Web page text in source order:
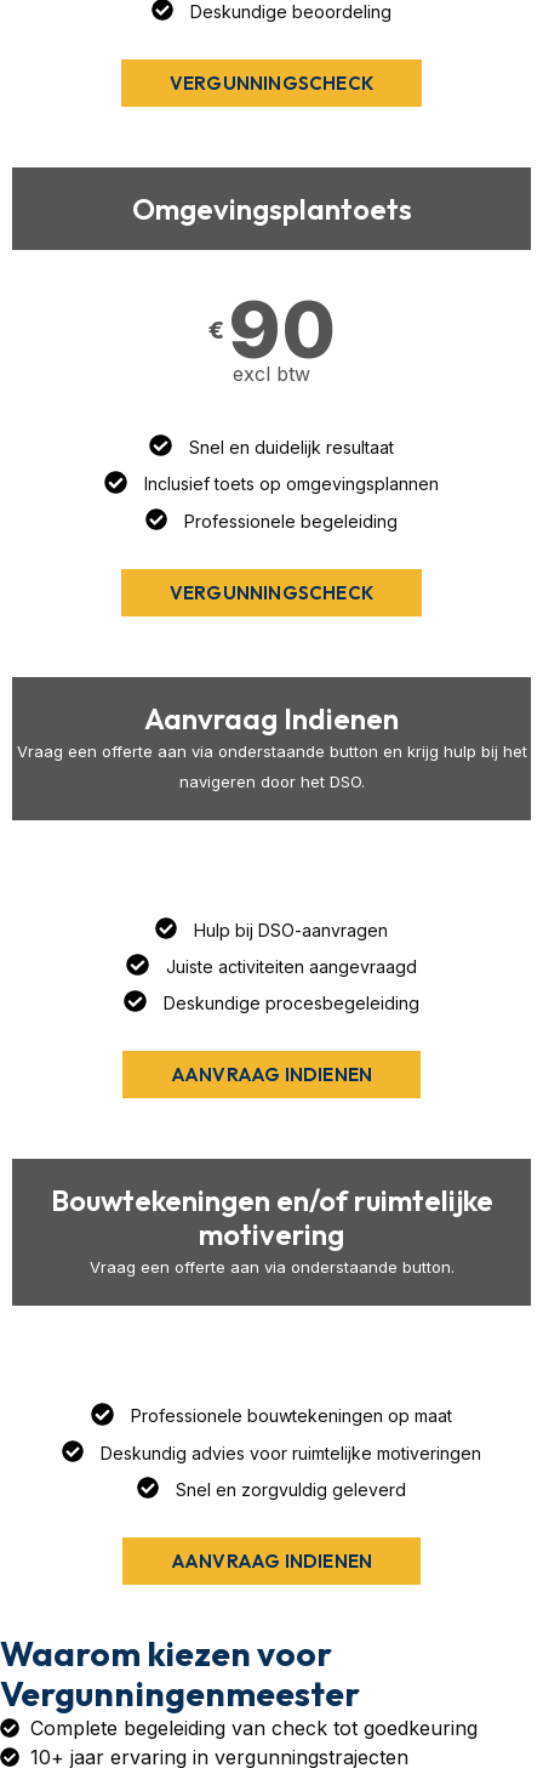
Deskundige beoordeling
VERGUNNINGSCHECK
Omgevingsplantoets
€ 90
excl btw
Snel en duidelijk resultaat
Inclusief toets op omgevingsplannen
Professionele begeleiding
VERGUNNINGSCHECK
Aanvraag Indienen
Vraag een offerte aan via onderstaande button en krijg hulp bij het
navigeren door het DSO.
Hulp bij DSO-aanvragen
Juiste activiteiten aangevraagd
Deskundige procesbegeleiding
AANVRAAG INDIENEN
Bouwtekeningen en/of ruimtelijke
motivering
Vraag een offerte aan via onderstaande button.
Professionele bouwtekeningen op maat
Deskundig advies voor ruimtelijke motiveringen
Snel en zorgvuldig geleverd
AANVRAAG INDIENEN
Waarom kiezen voor
Vergunningenmeester
Complete begeleiding van check tot goedkeuring
10+ jaar ervaring in vergunningstrajecten